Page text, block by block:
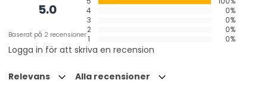
Det svenska företaget DLS startades upp 1979 och
5.0
Baserat på 2 recensioner
4
0%
3
0%
2
0%
1
0%
Logga in för att skriva en recension
Relevans Alla recensioner